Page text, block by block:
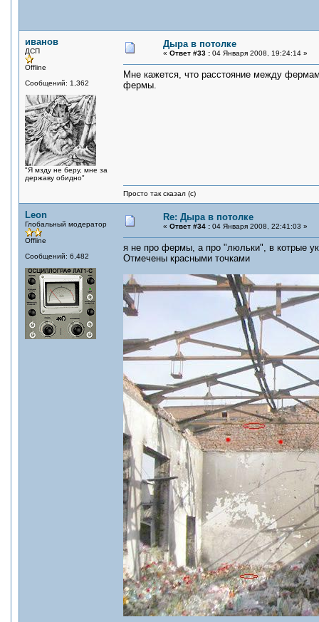
иванов
ДСП
Offline
Сообщений: 1,362
"Я мзду не беру, мне за
державу обидно"
Дыра в потолке
« Ответ #33 : 04 Января 2008, 19:24:14 »
Мне кажется, что расстояние между
фермы.
Просто так сказал (с)
Leon
Глобальный модератор
Offline
Сообщений: 6,482
Re: Дыра в потолке
« Ответ #34 : 04 Января 2008, 22:41:03 »
я не про фермы, а про "люльки", в котрые
Отмечены красными точками